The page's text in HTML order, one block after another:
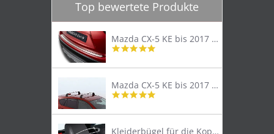
Top bewertete Produkte
Mazda CX-5 KE bis 2017 Trittschutzleiste Edelstahl original
4.8
rating
Mazda CX-5 KE bis 2017 Lastenträger Dachträger
4.9
rating
Kleiderbügel für die Kopfstütze